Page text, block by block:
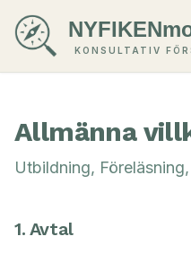
KONSULTATIV
Allmänna
Utbildning,
1. Avtal